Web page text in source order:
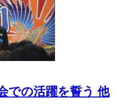
での活躍を誓う 他